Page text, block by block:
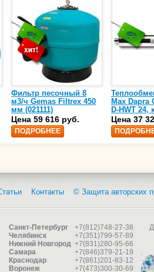
Фильтр песочный 8
м3/ч Gemas Filtrex 450
мм (021111)
Цена 59 616 руб.
ПОДРОБНЕЕ
Max Dapra
D-HWT 24,
спираль
сталь AISI-
25)
Цена 37
Контакты © Защита авторских
Санкт-Петербург
+7(812)748-27-38
Челябинск
+7(351)799-57-89
Нижний Новгород +7(831)280-95-66
Самара
+7(846)379-21-19
Краснодар
+7(861)201-83-12
Воронеж +7(473)300-30-69